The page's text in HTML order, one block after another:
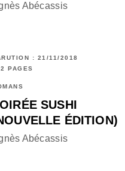
Abécassis
: 21/11/2018
PAGES
SUSHI
ÉDITION)
Abécassis